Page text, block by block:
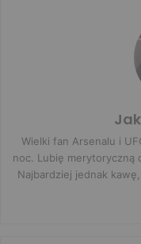
Wielki fan Arsenalu i
noc. Lubię merytoryczną
Najbardziej jednak